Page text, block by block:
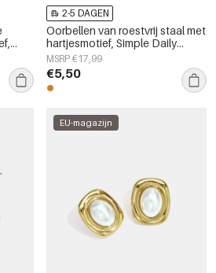
2-5 DAGEN
Oorbellen van roestvrij staal met
hartjesmotief, Simple Daily
Simple serie, dames sieraden
MSRP €17,99
€5,50
EU-magazijn